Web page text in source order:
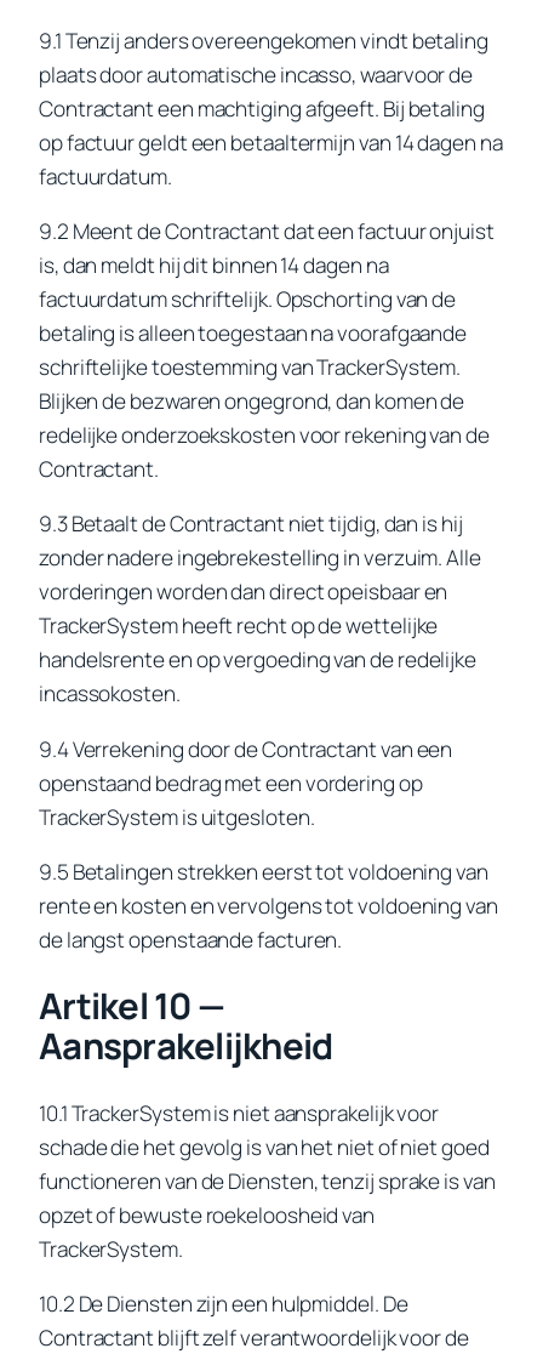
9.1 Tenzij anders overeengekomen vindt betaling
plaats door automatische incasso, waarvoor de
Contractant een machtiging afgeeft. Bij betaling
op factuur geldt een betaaltermijn van 14 dagen na
factuurdatum.
9.2 Meent de Contractant dat een factuur onjuist
is, dan meldt hij dit binnen 14 dagen na
factuurdatum schriftelijk. Opschorting van de
betaling is alleen toegestaan na voorafgaande
schriftelijke toestemming van TrackerSystem.
Blijken de bezwaren ongegrond, dan komen de
redelijke onderzoekskosten voor rekening van de
Contractant.
9.3 Betaalt de Contractant niet tijdig, dan is hij
zonder nadere ingebrekestelling in verzuim. Alle
vorderingen worden dan direct opeisbaar en
TrackerSystem heeft recht op de wettelijke
handelsrente en op vergoeding van de redelijke
incassokosten.
9.4 Verrekening door de Contractant van een
openstaand bedrag met een vordering op
TrackerSystem is uitgesloten.
9.5 Betalingen strekken eerst tot voldoening van
rente en kosten en vervolgens tot voldoening van
de langst openstaande facturen.
Artikel 10 —
Aansprakelijkheid
10.1 TrackerSystem is niet aansprakelijk voor
schade die het gevolg is van het niet of niet goed
functioneren van de Diensten, tenzij sprake is van
opzet of bewuste roekeloosheid van
TrackerSystem.
10.2 De Diensten zijn een hulpmiddel. De
Contractant blijft zelf verantwoordelijk voor de